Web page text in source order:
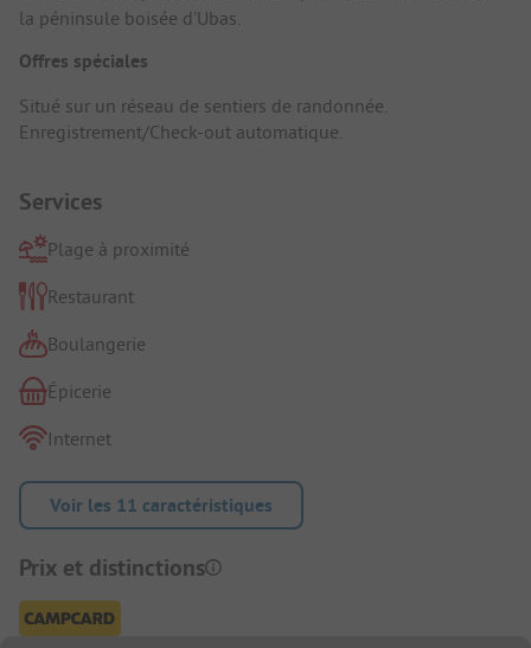
la péninsule boisée d'Ubas.
Offres spéciales
Situé sur un réseau de sentiers de randonnée.
Enregistrement/Check-out automatique.
Services
Plage à proximité
Restaurant
Boulangerie
Épicerie
Internet
Voir les 11 caractéristiques
Prix et distinctions